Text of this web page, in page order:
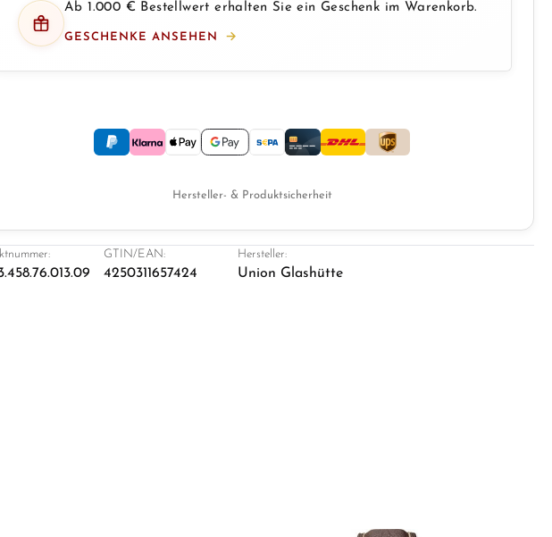
Ab 1.000 € Bestellwert erhalten Sie ein Geschenk im Warenkorb.
GESCHENKE ANSEHEN
Hersteller- & Produktsicherheit
GTIN/EAN:
4250311657424
Hersteller:
Union Glashütte